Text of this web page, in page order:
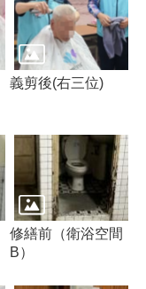
義剪後(右三位)
修繕前（衛浴空間
B）